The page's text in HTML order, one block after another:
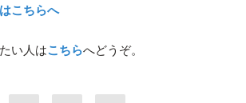
こちらへ
い人はこちらへどうぞ。